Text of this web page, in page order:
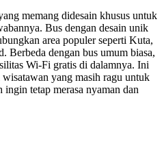
memang didesain khusus untuk
Bus dengan desain unik
area populer seperti Kuta,
Berbeda dengan bus umum biasa,
Wi-Fi gratis di dalamnya. Ini
yang masih ragu untuk
tetap merasa nyaman dan